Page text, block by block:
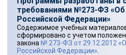
требованиями №273-ФЗ «Об
Российской Федерации»
Содержимое учебных
сформировано с учетом
закона № 273-ФЗ от 29.12.2012
Российской Федерации»